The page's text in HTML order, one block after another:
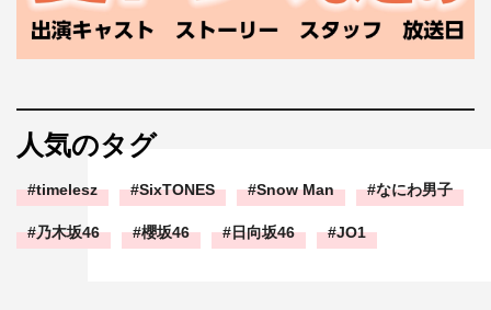
人気のタグ
timelesz SixTONES Snow Man なにわ男子
乃木坂46 櫻坂46 日向坂46 JO1